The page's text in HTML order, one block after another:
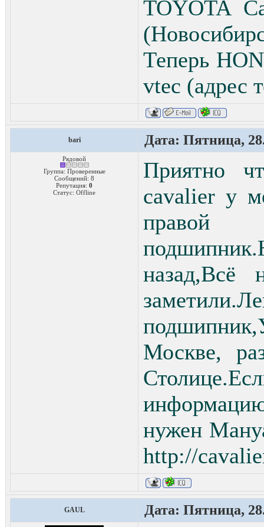
TOYOTA
Теперь
vtec (адрес
bari Дата: Пятница,
Рядовой
Группа: Проверенные
Сообщений: 8
Репутация: 0
Статус: Offline
Приятно
cavalier у
правой
назад,Всё
Москве,
нужен
http://
GAUL Дата: Пятница,